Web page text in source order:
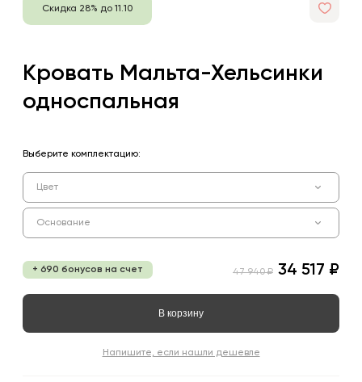
Скидка 28% до 11.10
Кровать Мальта-Хельсинки
односпальная
Выберите комплектацию:
Цвет
Основание
+ 690 бонусов на счет 47 940 ₽ 34 517 ₽
В корзину
Напишите, если нашли дешевле